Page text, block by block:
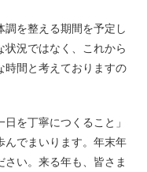
を整える期間を予定し
状況ではなく、これから
時間と考えておりますの
を丁寧につくること」
んでまいります。年末年
い。来る年も、皆さま